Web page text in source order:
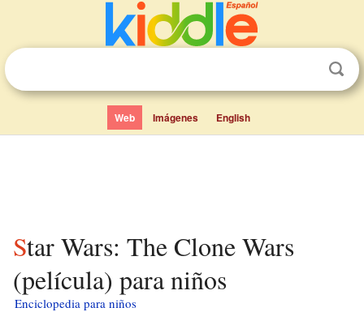
Web Imágenes English
Star Wars: The Clone Wars
(película) para niños
Enciclopedia para niños